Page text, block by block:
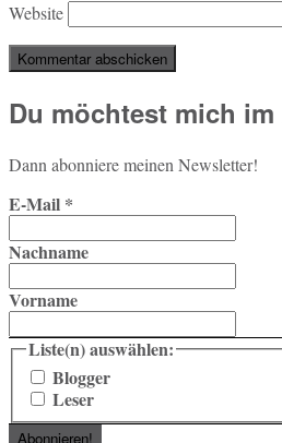
Website
Du möchtest mich
Dann abon­nie­re meinen Newsletter!
E-Mail *
Nachname
Vorname
Liste(n) auswählen:
Blogger
Leser